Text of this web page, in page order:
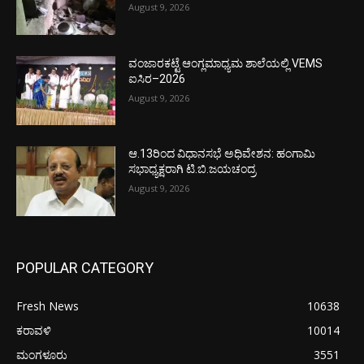
August 9, 2026
ವಂಜಾರಕಟ್ಟೆ ಆಂಗ್ಲಮಾಧ್ಯಮ ಶಾಲೆಯಲ್ಲಿ VEMS
ಐಸಿರ–2026
August 9, 2026
ಆ.13ರಿಂದ ವಿಧಾನಸಭೆ ಅಧಿವೇಶನ: ಹಂಗಾಮಿ
ಸಭಾಧ್ಯಕ್ಷರಾಗಿ ಟಿ.ಬಿ.ಜಯಚಂದ್ರ
August 9, 2026
POPULAR CATEGORY
Fresh News
10638
ಕರಾವಳಿ
10014
ಮಂಗಳೂರು
3551